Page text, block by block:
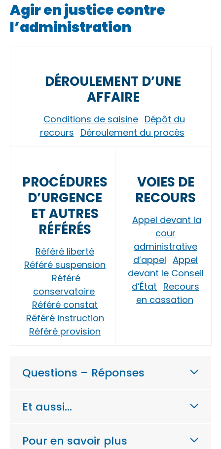
Agir en justice contre
l’administration
DÉROULEMENT D’UNE
AFFAIRE
Conditions de saisine Dépôt du
recours Déroulement du procès
PROCÉDURES
D’URGENCE
ET AUTRES
RÉFÉRÉS
Référé liberté
Référé suspension
Référé
conservatoire
Référé constat
Référé instruction
Référé provision
VOIES DE
RECOURS
Appel devant la
cour
administrative
d’appel Appel
devant le Conseil
d’État Recours
en cassation
Questions – Réponses
Et aussi…
Pour en savoir plus